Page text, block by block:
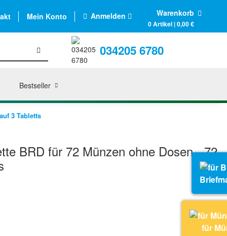
Mein Konto Anmelden Warenkorb
0 Artikel | 0,00 €
034205 6780
Bestseller
3 Tabletts
BRD für 72 Münzen ohne Dosen - 72
für